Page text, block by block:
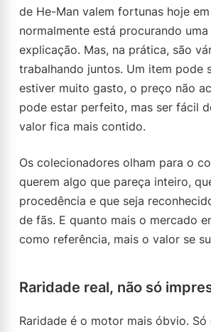
de He-Man valem fortunas hoje
normalmente está procurando uma
explicação. Mas, na prática, são
trabalhando juntos. Um item pode
estiver muito gasto, o preço não
pode estar perfeito, mas ser fácil
valor fica mais contido.
Os colecionadores olham para o
querem algo que pareça inteiro,
procedência e que seja
de fãs. E quanto mais o mercado
como referência, mais o valor se
Raridade real, não só
Raridade é o motor mais óbvio. Só